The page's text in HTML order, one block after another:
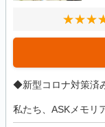
◆新型コロナ対策済
私たち、ASKメモリ